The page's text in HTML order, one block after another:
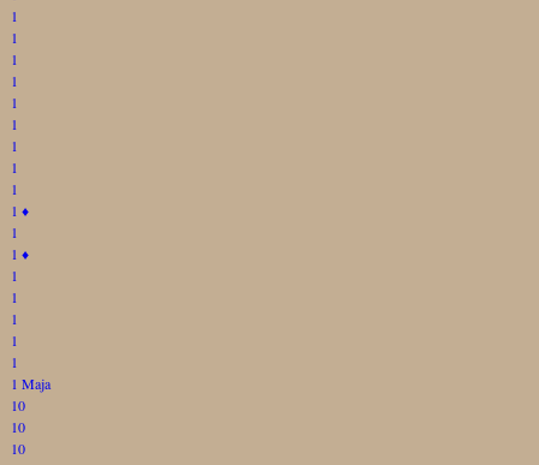
1
1
1
1
1
1
1
1
1
1 ♦
1
1 ♦
1
1
1
1
1
1 Maja
10
10
10